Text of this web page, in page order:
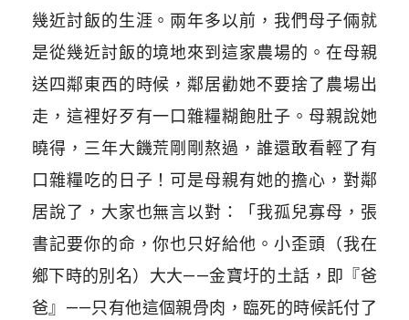
幾近討飯的生涯。兩年多以前，我們母子倆就
是從幾近討飯的境地來到這家農場的。在母親
送四鄰東西的時候，鄰居勸她不要捨了農場出
走，這裡好歹有一口雜糧糊飽肚子。母親說她
曉得，三年大饑荒剛剛熬過，誰還敢看輕了有
口雜糧吃的日子！可是母親有她的擔心，對鄰
居說了，大家也無言以對：「我孤兒寡母，張
書記要你的命，你也只好給他。小歪頭（我在
鄉下時的別名）大大——金寶圩的土話，即『爸
爸』——只有他這個親骨肉，臨死的時候託付了